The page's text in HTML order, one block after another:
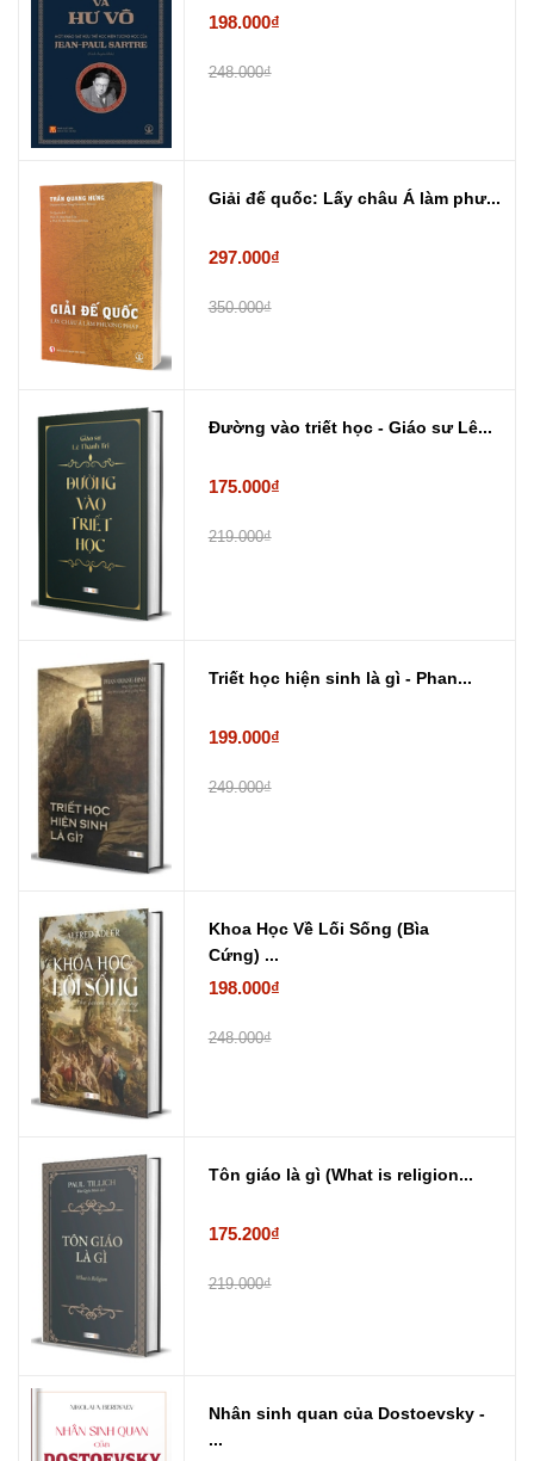
198.000₫
248.000₫
Giải đế quốc: Lấy châu Á làm phư...
297.000₫
350.000₫
Đường vào triết học - Giáo sư Lê...
175.000₫
219.000₫
Triết học hiện sinh là gì - Phan...
199.000₫
249.000₫
Khoa Học Về Lối Sống (Bìa
Cứng) ...
198.000₫
248.000₫
Tôn giáo là gì (What is religion...
175.200₫
219.000₫
Nhân sinh quan của Dostoevsky -
...